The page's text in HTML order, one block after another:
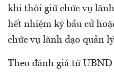
khi thôi giữ chức vụ
hết nhiệm kỳ bầu cử
chức vụ lãnh đạo quản
Theo đánh giá từ